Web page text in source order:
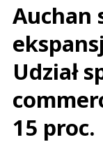
Auchan
Udział
15 proc.